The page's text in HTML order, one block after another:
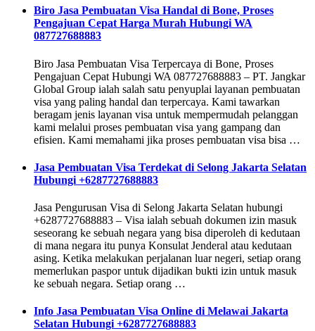
Biro Jasa Pembuatan Visa Handal di Bone, Proses
Pengajuan Cepat Harga Murah Hubungi WA
087727688883
Biro Jasa Pembuatan Visa Terpercaya di Bone, Proses
Pengajuan Cepat Hubungi WA 087727688883 – PT. Jangkar
Global Group ialah salah satu penyuplai layanan pembuatan
visa yang paling handal dan terpercaya. Kami tawarkan
beragam jenis layanan visa untuk mempermudah pelanggan
kami melalui proses pembuatan visa yang gampang dan
efisien. Kami memahami jika proses pembuatan visa bisa …
Jasa Pembuatan Visa Terdekat di Selong Jakarta Selatan
Hubungi +6287727688883
Jasa Pengurusan Visa di Selong Jakarta Selatan hubungi
+6287727688883 – Visa ialah sebuah dokumen izin masuk
seseorang ke sebuah negara yang bisa diperoleh di kedutaan
di mana negara itu punya Konsulat Jenderal atau kedutaan
asing. Ketika melakukan perjalanan luar negeri, setiap orang
memerlukan paspor untuk dijadikan bukti izin untuk masuk
ke sebuah negara. Setiap orang …
Info Jasa Pembuatan Visa Online di Melawai Jakarta
Selatan Hubungi +6287727688883